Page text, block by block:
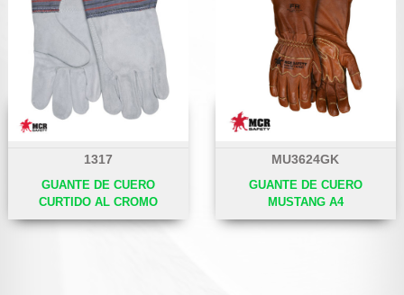
1317
GUANTE DE CUERO
CURTIDO AL CROMO
MU3624GK
GUANTE DE CUERO
MUSTANG A4